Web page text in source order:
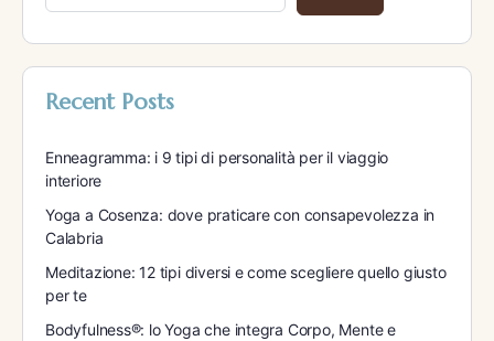
Recent Posts
Enneagramma: i 9 tipi di personalità per il viaggio
interiore
Yoga a Cosenza: dove praticare con consapevolezza in
Calabria
Meditazione: 12 tipi diversi e come scegliere quello giusto
per te
Bodyfulness®: lo Yoga che integra Corpo, Mente e